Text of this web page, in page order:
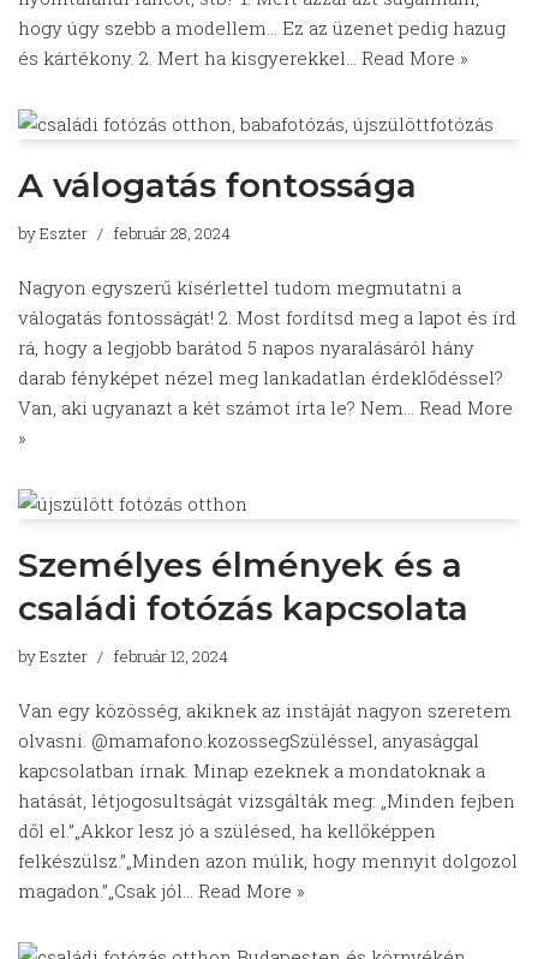
hogy úgy szebb a modellem… Ez az üzenet pedig hazug
és kártékony. 2. Mert ha kisgyerekkel… Read More »
A válogatás fontossága
byEszter február 28, 2024
Nagyon egyszerű kísérlettel tudom megmutatni a
válogatás fontosságát! 2. Most fordítsd meg a lapot és írd
rá, hogy a legjobb barátod 5 napos nyaralásáról hány
darab fényképet nézel meg lankadatlan érdeklődéssel?
Van, aki ugyanazt a két számot írta le? Nem… Read More
»
Személyes élmények és a
családi fotózás kapcsolata
byEszter február 12, 2024
Van egy közösség, akiknek az instáját nagyon szeretem
olvasni. @mamafono.kozossegSzüléssel, anyasággal
kapcsolatban írnak. Minap ezeknek a mondatoknak a
hatását, létjogosultságát vizsgálták meg: „Minden fejben
dől el.”„Akkor lesz jó a szülésed, ha kellőképpen
felkészülsz.”„Minden azon múlik, hogy mennyit dolgozol
magadon.”„Csak jól… Read More »